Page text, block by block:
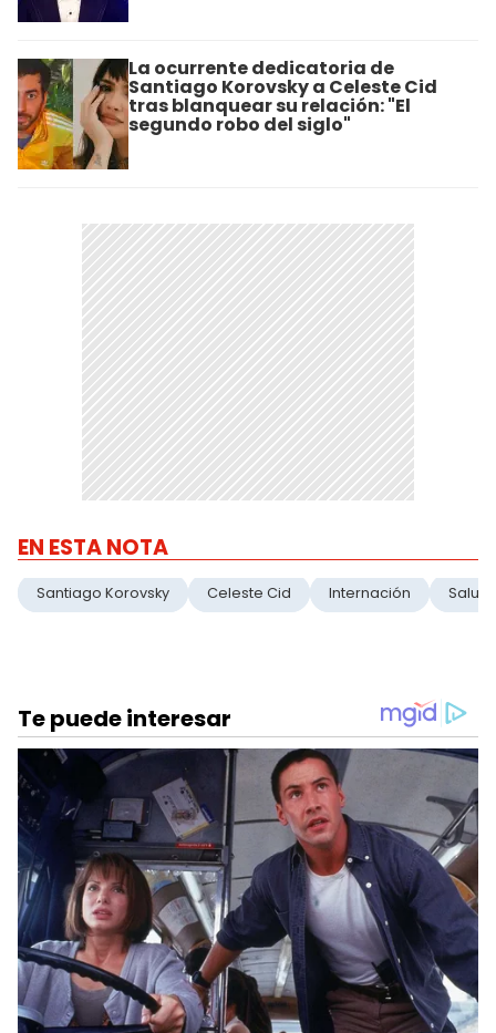
La ocurrente dedicatoria de
Santiago Korovsky a Celeste Cid
tras blanquear su relación: "El
segundo robo del siglo"
EN ESTA NOTA
Santiago Korovsky Celeste Cid Internación Salud